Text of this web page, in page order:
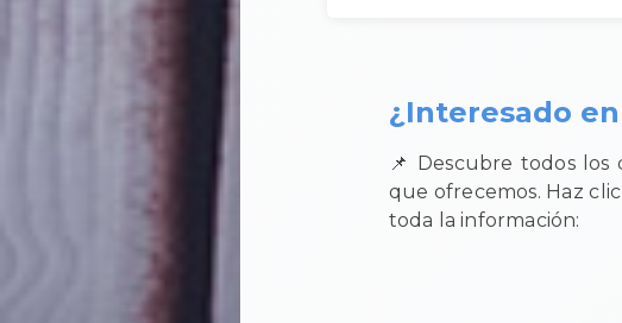
¿Interesado
📌 Descubre todos los
que ofrecemos. Haz
toda la información: